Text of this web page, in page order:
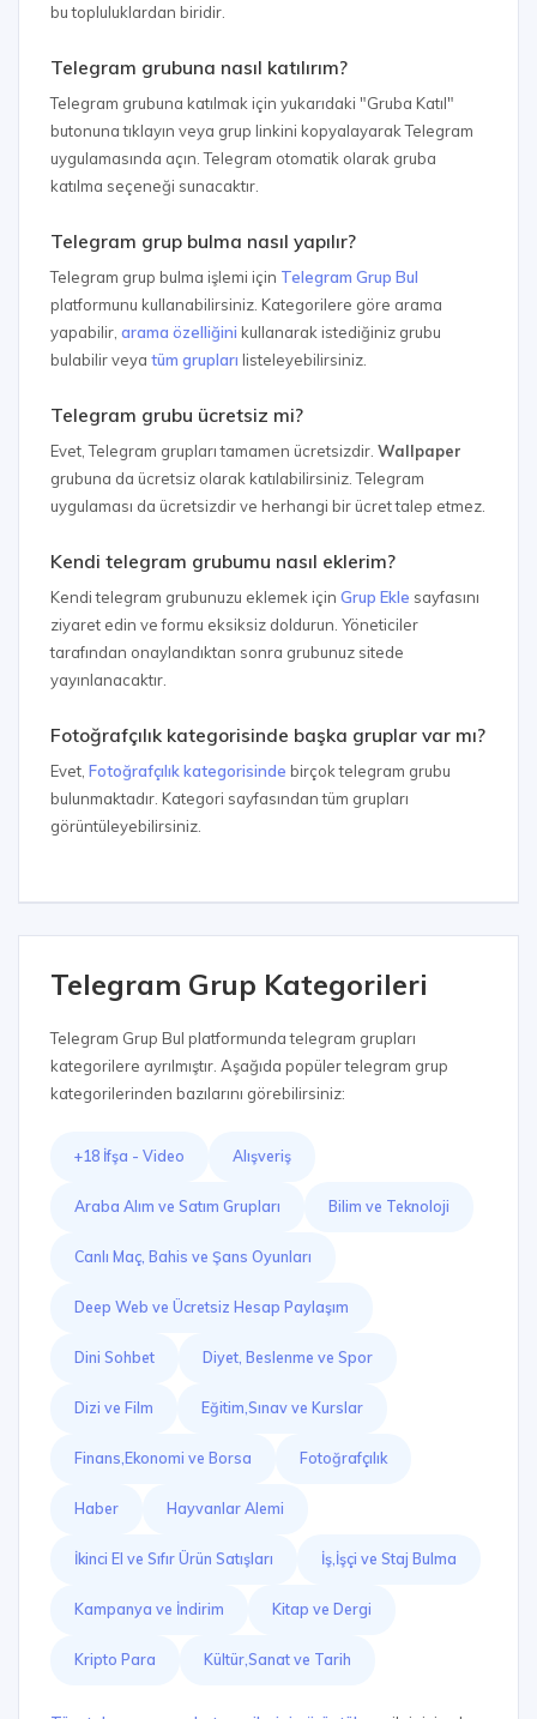
bu topluluklardan biridir.
Telegram grubuna nasıl katılırım?
Telegram grubuna katılmak için yukarıdaki "Gruba Katıl"
butonuna tıklayın veya grup linkini kopyalayarak Telegram
uygulamasında açın. Telegram otomatik olarak gruba
katılma seçeneği sunacaktır.
Telegram grup bulma nasıl yapılır?
Telegram grup bulma işlemi için Telegram Grup Bul
platformunu kullanabilirsiniz. Kategorilere göre arama
yapabilir, arama özelliğini kullanarak istediğiniz grubu
bulabilir veya tüm grupları listeleyebilirsiniz.
Telegram grubu ücretsiz mi?
Evet, Telegram grupları tamamen ücretsizdir. Wallpaper
grubuna da ücretsiz olarak katılabilirsiniz. Telegram
uygulaması da ücretsizdir ve herhangi bir ücret talep etmez.
Kendi telegram grubumu nasıl eklerim?
Kendi telegram grubunuzu eklemek için Grup Ekle sayfasını
ziyaret edin ve formu eksiksiz doldurun. Yöneticiler
tarafından onaylandıktan sonra grubunuz sitede
yayınlanacaktır.
Fotoğrafçılık kategorisinde başka gruplar var mı?
Evet, Fotoğrafçılık kategorisinde birçok telegram grubu
bulunmaktadır. Kategori sayfasından tüm grupları
görüntüleyebilirsiniz.
Telegram Grup Kategorileri
Telegram Grup Bul platformunda telegram grupları
kategorilere ayrılmıştır. Aşağıda popüler telegram grup
kategorilerinden bazılarını görebilirsiniz:
+18 İfşa - Video Alışveriş
Araba Alım ve Satım Grupları Bilim ve Teknoloji
Canlı Maç, Bahis ve Şans Oyunları
Deep Web ve Ücretsiz Hesap Paylaşım
Dini Sohbet Diyet, Beslenme ve Spor
Dizi ve Film Eğitim,Sınav ve Kurslar
Finans,Ekonomi ve Borsa Fotoğrafçılık
Haber Hayvanlar Alemi
İkinci El ve Sıfır Ürün Satışları İş,İşçi ve Staj Bulma
Kampanya ve İndirim Kitap ve Dergi
Kripto Para Kültür,Sanat ve Tarih